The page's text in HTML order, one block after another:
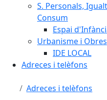
S. Personals,
Consum
Espai
Urbanisme i Obres
IDE LOCAL
Adreces i telèfons
Adreces i telèfons